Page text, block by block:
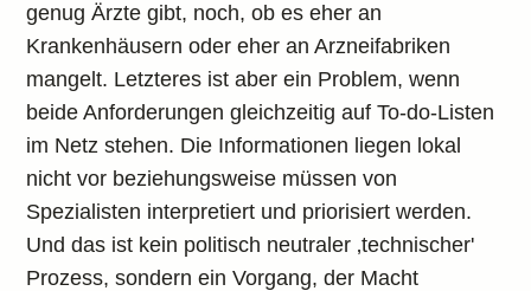
genug Ärzte gibt, noch, ob es eher an
Krankenhäusern oder eher an Arzneifabriken
mangelt. Letzteres ist aber ein Problem, wenn
beide Anforderungen gleichzeitig auf To-do-Listen
im Netz stehen. Die Informationen liegen lokal
nicht vor beziehungsweise müssen von
Spezialisten interpretiert und priorisiert werden.
Und das ist kein politisch neutraler ‚technischer'
Prozess, sondern ein Vorgang, der Macht